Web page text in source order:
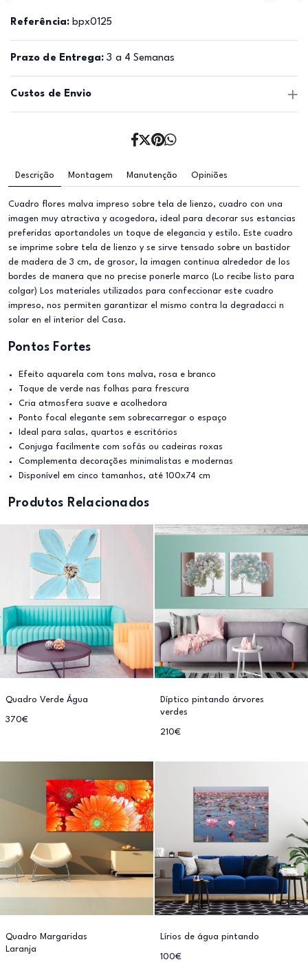
Referência: bpx0125
Prazo de Entrega: 3 a 4 Semanas
Custos de Envio
Descrição Montagem Manutenção Opiniões
Cuadro flores malva impreso sobre tela de lienzo, cuadro con una
imagen muy atractiva y acogedora, ideal para decorar sus estancias
preferidas aportandoles un toque de elegancia y estilo. Este cuadro
se imprime sobre tela de lienzo y se sirve tensado sobre un bastidor
de madera de 3 cm, de grosor, la imagen continua alrededor de los
bordes de manera que no precise ponerle marco (Lo recibe listo para
colgar) Los materiales utilizados para confeccionar este cuadro
impreso, nos permiten garantizar el mismo contra la degradacci n
solar en el interior del Casa.
Pontos Fortes
Efeito aquarela com tons malva, rosa e branco
Toque de verde nas folhas para frescura
Cria atmosfera suave e acolhedora
Ponto focal elegante sem sobrecarregar o espaço
Ideal para salas, quartos e escritórios
Conjuga facilmente com sofás ou cadeiras roxas
Complementa decorações minimalistas e modernas
Disponível em cinco tamanhos, até 100x74 cm
Produtos Relacionados
Quadro Verde Água
370€
Díptico pintando árvores
verdes
210€
Quadro Margaridas
Laranja
Lírios de água pintando
100€